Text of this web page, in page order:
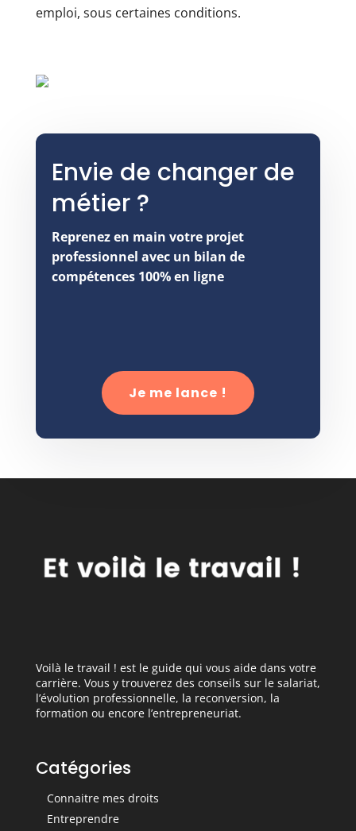
emploi, sous certaines conditions.
Envie de changer de
métier ?
Reprenez en main votre projet
professionnel avec un bilan de
compétences 100% en ligne
Je me lance !
Voilà le travail ! est le guide qui vous aide dans votre
carrière. Vous y trouverez des conseils sur le salariat,
l’évolution professionnelle, la reconversion, la
formation ou encore l’entrepreneuriat.
Catégories
Connaitre mes droits
Entreprendre